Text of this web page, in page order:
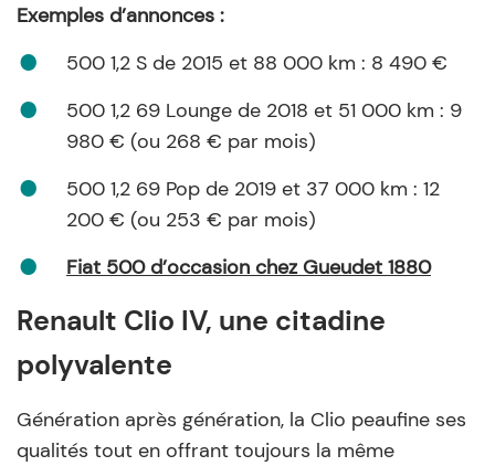
Exemples d’annonces :
500 1,2 S de 2015 et 88 000 km : 8 490 €
500 1,2 69 Lounge de 2018 et 51 000 km : 9
980 € (ou 268 € par mois)
500 1,2 69 Pop de 2019 et 37 000 km : 12
200 € (ou 253 € par mois)
Fiat 500 d’occasion chez Gueudet 1880
Renault Clio IV, une citadine
polyvalente
Génération après génération, la Clio peaufine ses
qualités tout en offrant toujours la même